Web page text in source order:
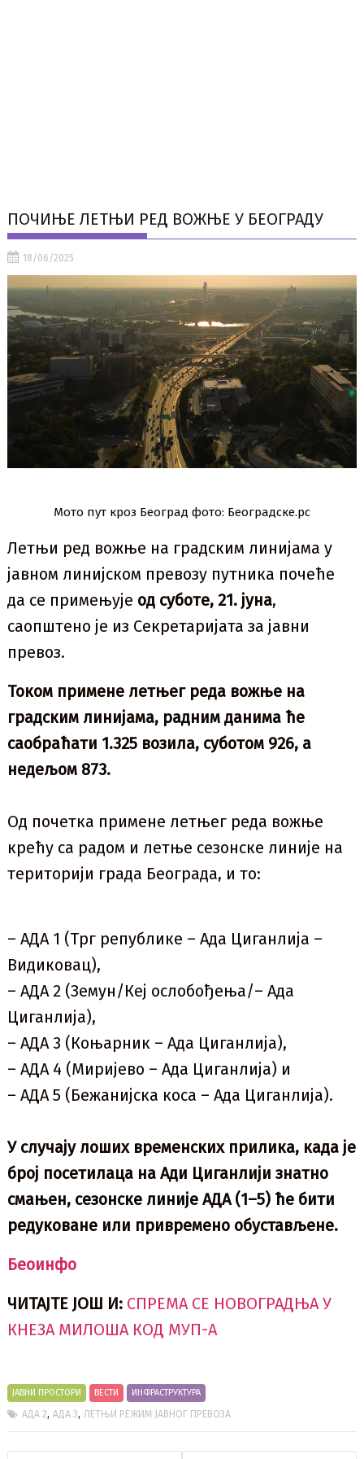
ПОЧИЊЕ ЛЕТЊИ РЕД ВОЖЊЕ У БЕОГРАДУ
18/06/2025
Мото пут кроз Београд фото: Београдске.рс
Летњи ред вожње на градским линијама у
јавном линијском превозу путника почеће
да се примењује од суботе, 21. јуна,
саопштено је из Секретаријата за јавни
превоз.
Током примене летњег реда вожње на
градским линијама, радним данима ће
саобраћати 1.325 возила, суботом 926, а
недељом 873.
Од почетка примене летњег реда вожње
крећу са радом и летње сезонске линије на
територији града Београда, и то:
– АДА 1 (Трг републике – Ада Циганлија –
Видиковац),
– АДА 2 (Земун/Кеј ослобођења/– Ада
Циганлија),
– АДА 3 (Коњарник – Ада Циганлија),
– АДА 4 (Миријево – Ада Циганлија) и
– АДА 5 (Бежанијска коса – Ада Циганлија).
У случају лоших временских прилика, када је
број посетилаца на Ади Циганлији знатно
смањен, сезонске линије АДА (1–5) ће бити
редуковане или привремено обустављене.
Беоинфо
ЧИТАЈТЕ ЈОШ И: СПРЕМА СЕ НОВОГРАДЊА У
КНЕЗА МИЛОША КОД МУП-А
ЈАВНИ ПРОСТОРИ ВЕСТИ ИНФРАСТРУКТУРА
АДА 2,АДА 3,ЛЕТЊИ РЕЖИМ ЈАВНОГ ПРЕВОЗА